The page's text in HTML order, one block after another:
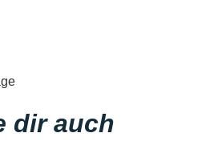
dir auch